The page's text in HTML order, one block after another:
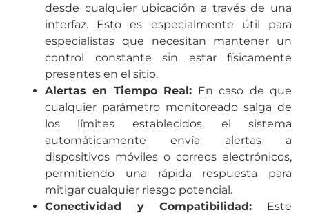
desde cualquier ubicación a través de una
interfaz. Esto es especialmente útil para
especialistas que necesitan mantener un
control constante sin estar físicamente
presentes en el sitio.
Alertas en Tiempo Real: En caso de que
cualquier parámetro monitoreado salga de
los límites establecidos, el sistema
automáticamente envía alertas a
dispositivos móviles o correos electrónicos,
permitiendo una rápida respuesta para
mitigar cualquier riesgo potencial.
Conectividad y Compatibilidad: Este